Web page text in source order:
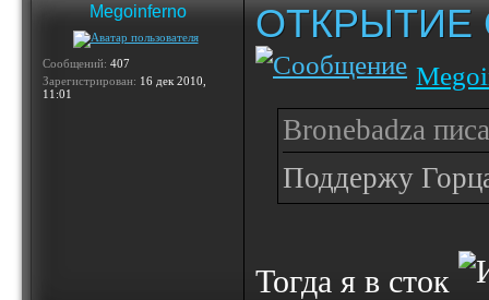
Megoinferno
Сообщений: 407
Зарегистрирован: 16 дек 2010,
11:01
ОТКРЫТИЕ
Bronebadza
Поддержу
Тогда я в сток